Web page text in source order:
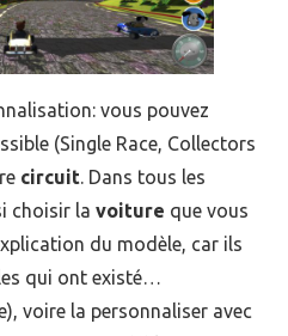
vous pouvez
(Single Race, Collectors
circuit. Dans tous les
choisir lavoiture que vous
du modèle, car ils
qui ont existé…
voire la personnaliser avec